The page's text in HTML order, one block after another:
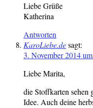
Liebe Grüße
Katherina
Antworten
KaroLiebe.desagt:
3. November 2014
Liebe Marita,
die Stoffkarten sehen
Idee. Auch deine